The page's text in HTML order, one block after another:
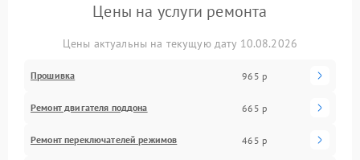
Цены на услуги ремонта
Цены актуальны на текущую дату 10.08.2026
Прошивка 965 р
Ремонт двигателя поддона 665 р
Ремонт переключателей режимов 465 р